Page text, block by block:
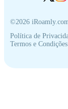
©2026
Política de
Termos e Condições